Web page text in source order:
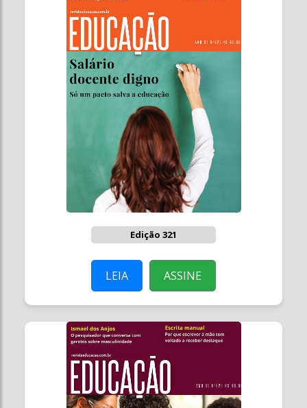
Edição 321
LEIA ASSINE